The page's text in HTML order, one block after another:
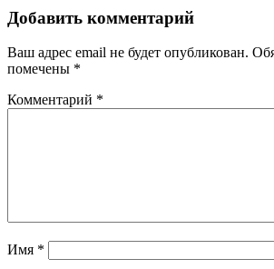
по
записям
Добавить комментарий
Ваш адрес email не будет опубликован.
помечены *
Комментарий *
Имя *